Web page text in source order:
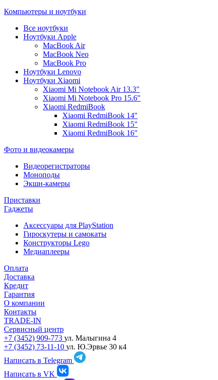
Компьютеры и ноутбуки
Все ноутбуки
Ноутбуки Apple
MacBook Air
MacBook Neo
MacBook Pro
Ноутбуки Lenovo
Ноутбуки Xiaomi
Xiaomi Mi Notebook Air 13.3"
Xiaomi Mi Notebook Pro 15.6"
Xiaomi RedmiBook
Xiaomi RedmiBook 14"
Xiaomi RedmiBook 15"
Xiaomi RedmiBook 16"
Фото и видеокамеры
Видеорегистраторы
Моноподы
Экшн-камеры
Приставки
Гаджеты
Аксессуары для PlayStation
Гироскутеры и самокаты
Конструкторы Lego
Медиаплееры
Оплата
Доставка
Кредит
Гарантия
О компании
Контакты
TRADE-IN
Сервисный центр
+7 (3452) 909-773 ул. Малыгина 4
+7 (3452) 73-11-10 ул. Ю.Эрвье 30 к4
Написать в Telegram
Написать в VK